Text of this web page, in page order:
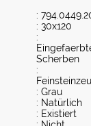
:
: 30x120
:
Scherben
:
: Grau
: Natürlich
: Existiert